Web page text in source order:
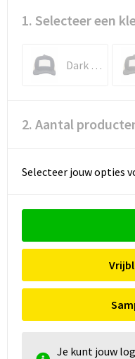
1. Selecteer een
Dark Navy
2. Aantal
Selecteer jouw opties
Je kunt jouw